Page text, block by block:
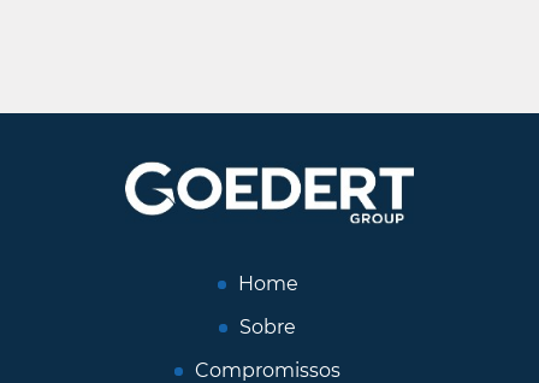
Home
Sobre
Compromissos